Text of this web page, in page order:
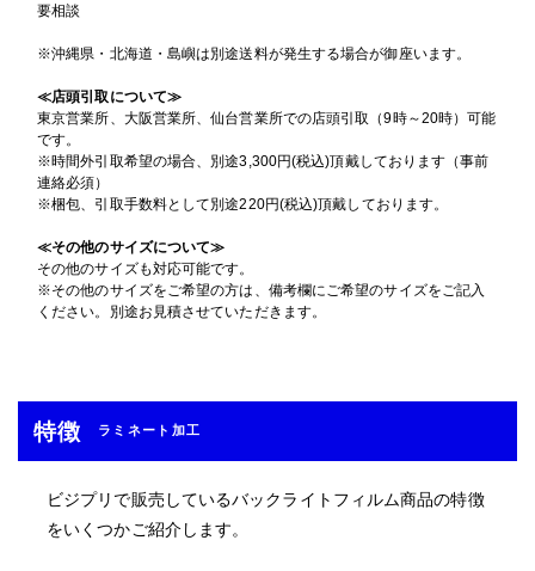
要相談
※沖縄県・北海道・島嶼は別途送料が発生する場合が御座います。
≪店頭引取について≫
東京営業所、大阪営業所、仙台営業所での店頭引取（9時～20時）可能
です。
※時間外引取希望の場合、別途3,300円(税込)頂戴しております（事前
連絡必須）
※梱包、引取手数料として別途220円(税込)頂戴しております。
≪その他のサイズについて≫
その他のサイズも対応可能です。
※その他のサイズをご希望の方は、備考欄にご希望のサイズをご記入
ください。別途お見積させていただきます。
特徴 ラミネート加工
ビジプリで販売しているバックライトフィルム商品の特徴
をいくつかご紹介します。